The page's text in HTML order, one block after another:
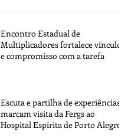
Encontro Estadual de
Multiplicadores fortalece vínculos
e compromisso com a tarefa
Escuta e partilha de experiências
marcam visita da Fergs ao
Hospital Espírita de Porto Alegre